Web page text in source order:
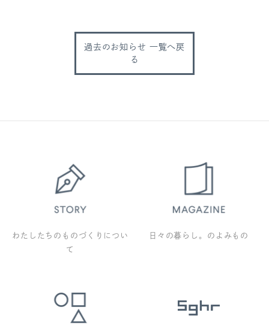
過去のお知らせ 一覧へ戻
る
わたしたちのものづくりについ
て
日々の暮らし。のよみもの